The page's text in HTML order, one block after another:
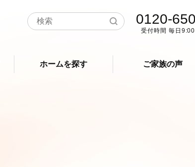
0120-
受付時間 毎日
ホームを探す ご家族の声